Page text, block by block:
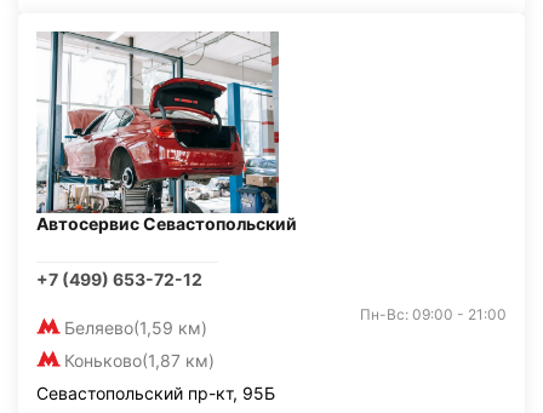
Автосервис Севастопольский
+7 (499) 653-72-12
Беляево(1,59 км)
Коньково(1,87 км)
Пн-Вс: 09:00 - 21:00
Севастопольский пр-кт, 95Б